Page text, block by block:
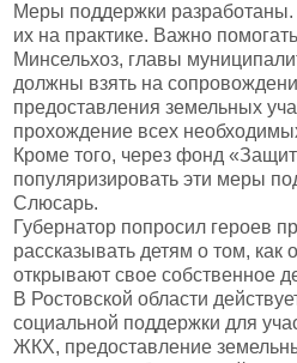
Меры поддержки
их на практике. Важно
Минсельхоз, главы
должны взять на
предоставления земельных
прохождение всех
Кроме того, через фонд
популяризировать эти меры
Слюсарь.
Губернатор попросил героев
рассказывать детям о том, как
открывают свое собственное
В Ростовской области
социальной поддержки для
ЖКХ, предоставление